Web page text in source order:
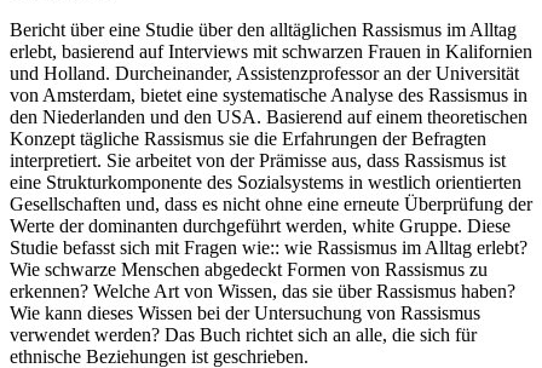
Bericht über eine Studie über den alltäglichen Rassismus im Alltag
erlebt, basierend auf Interviews mit schwarzen Frauen in Kalifornien
und Holland. Durcheinander, Assistenzprofessor an der Universität
von Amsterdam, bietet eine systematische Analyse des Rassismus in
den Niederlanden und den USA. Basierend auf einem theoretischen
Konzept tägliche Rassismus sie die Erfahrungen der Befragten
interpretiert. Sie arbeitet von der Prämisse aus, dass Rassismus ist
eine Strukturkomponente des Sozialsystems in westlich orientierten
Gesellschaften und, dass es nicht ohne eine erneute Überprüfung der
Werte der dominanten durchgeführt werden, white Gruppe. Diese
Studie befasst sich mit Fragen wie:: wie Rassismus im Alltag erlebt?
Wie schwarze Menschen abgedeckt Formen von Rassismus zu
erkennen? Welche Art von Wissen, das sie über Rassismus haben?
Wie kann dieses Wissen bei der Untersuchung von Rassismus
verwendet werden? Das Buch richtet sich an alle, die sich für
ethnische Beziehungen ist geschrieben.